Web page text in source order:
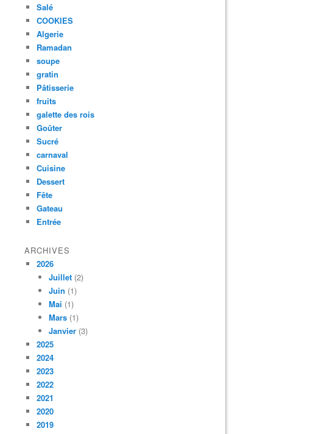
Salé
COOKIES
Algerie
Ramadan
soupe
gratin
Pâtisserie
fruits
galette des rois
Goûter
Sucré
carnaval
Cuisine
Dessert
Fête
Gateau
Entrée
ARCHIVES
2026
Juillet (2)
Juin (1)
Mai (1)
Mars (1)
Janvier (3)
2025
2024
2023
2022
2021
2020
2019